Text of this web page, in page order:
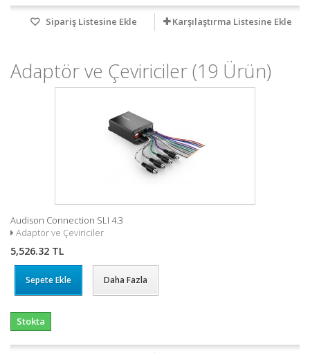
Sipariş Listesine Ekle Karşılaştırma Listesine Ekle
Adaptör ve Çeviriciler(19 Ürün)
Audison Connection SLI 4.3
Adaptör ve Çeviriciler
5,526.32 TL
Sepete Ekle Daha Fazla
Stokta